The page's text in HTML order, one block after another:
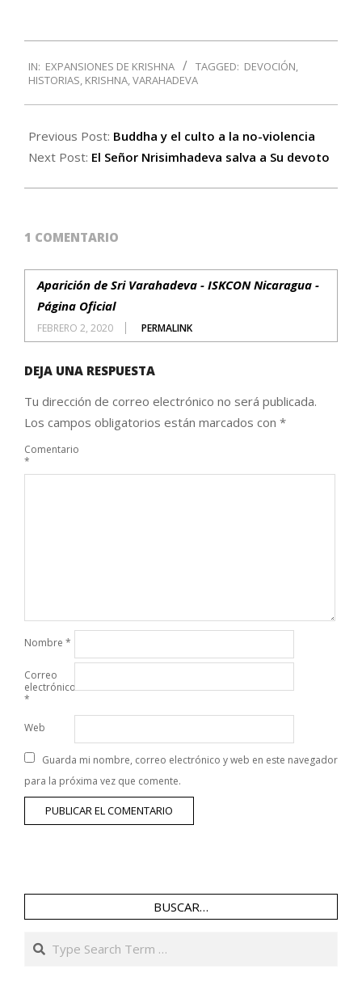
05-
IN: EXPANSIONES DE KRISHNA TAGGED: DEVOCIÓN,
HISTORIAS, KRISHNA,VARAHADEVA
Previous Post: Buddha y el culto a la no-violencia
Next Post: El Señor Nrisimhadeva salva a Su devoto
1 COMENTARIO
Aparición de Sri Varahadeva - ISKCON Nicaragua -
Página Oficial
FEBRERO 2, 2020 PERMALINK
DEJA UNA RESPUESTA
Tu dirección de correo electrónico no será publicada.
Los campos obligatorios están marcados con *
Comentario
*
Nombre *
Correo
electrónico
*
Web
Guarda mi nombre, correo electrónico y web en este navegador
para la próxima vez que comente.
BUSCAR…
Search